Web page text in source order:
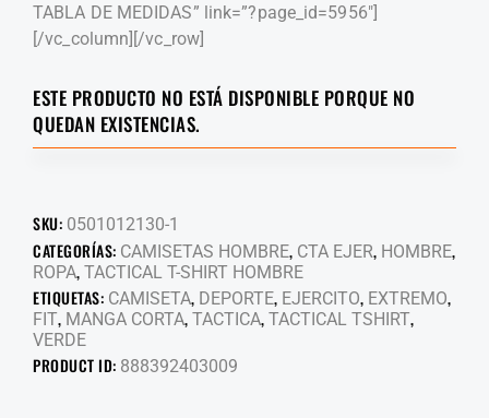
TABLA DE MEDIDAS” link=”?page_id=5956″]
[/vc_column][/vc_row]
ESTE PRODUCTO NO ESTÁ DISPONIBLE PORQUE NO
QUEDAN EXISTENCIAS.
SKU: 0501012130-1
CATEGORÍAS: CAMISETAS HOMBRE, CTA EJER, HOMBRE,
ROPA, TACTICAL T-SHIRT HOMBRE
ETIQUETAS: CAMISETA, DEPORTE, EJERCITO, EXTREMO,
FIT, MANGA CORTA, TACTICA, TACTICAL TSHIRT,
VERDE
PRODUCT ID: 888392403009